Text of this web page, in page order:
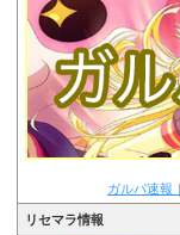
ガルパ速報
リセマラ情報